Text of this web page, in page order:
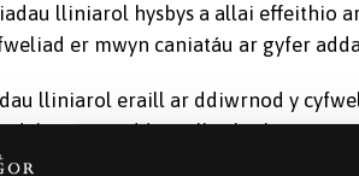
lliniarol hysbys a allai effeithio
er mwyn caniatáu ar gyfer
lliniarol eraill ar ddiwrnod y
i’r ymgeisydd gysylltu hysbysu'r